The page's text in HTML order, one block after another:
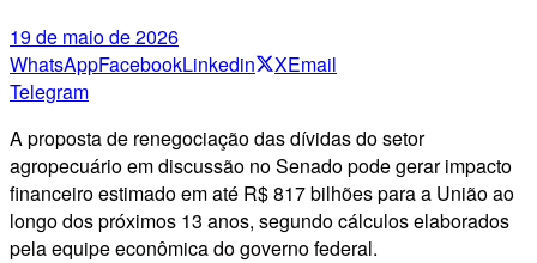
19 de maio de 2026
WhatsAppFacebookLinkedin XEmail
Telegram
A proposta de renegociação das dívidas do setor
agropecuário em discussão no Senado pode gerar impacto
financeiro estimado em até R$ 817 bilhões para a União ao
longo dos próximos 13 anos, segundo cálculos elaborados
pela equipe econômica do governo federal.